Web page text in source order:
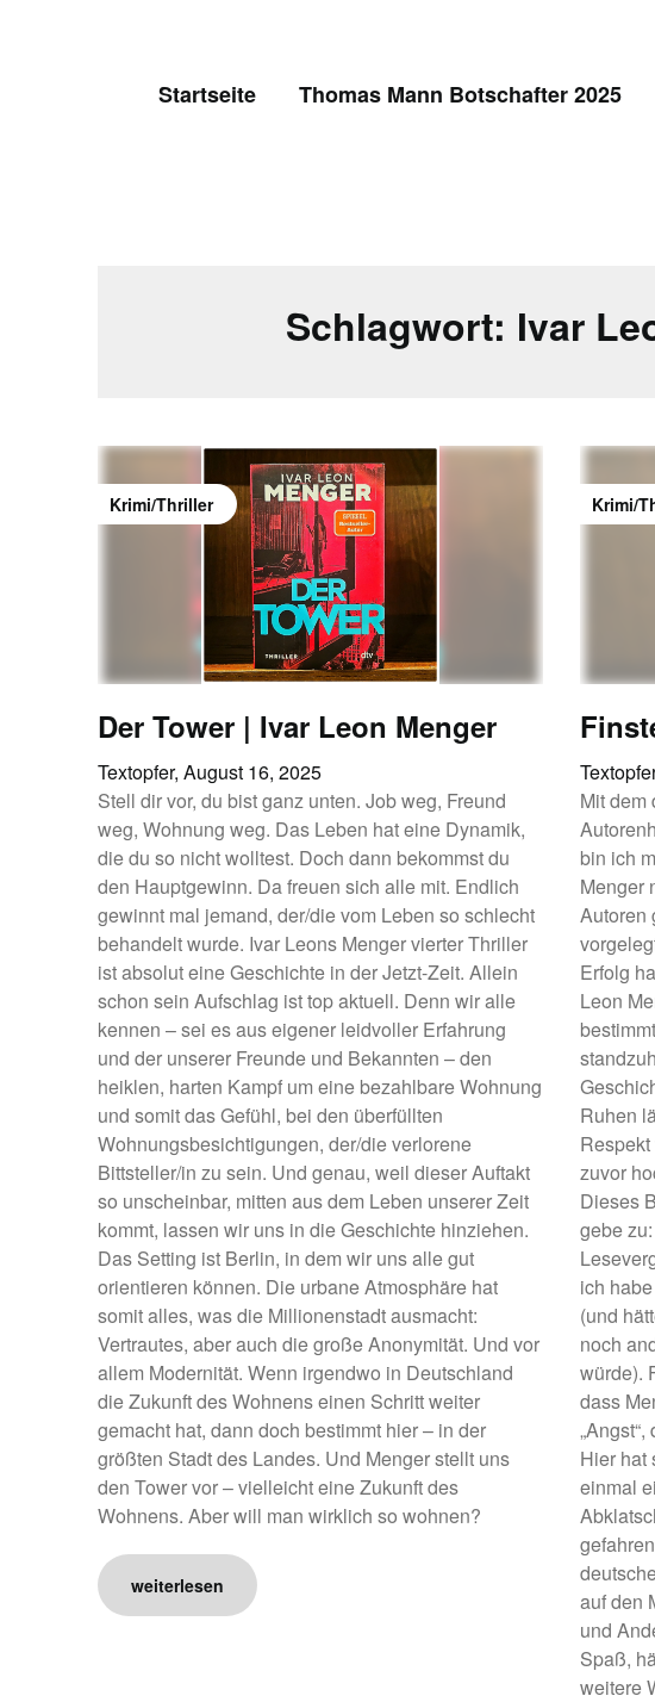
Startseite Thomas Mann Botschafter 2025
Schlagwort: Ivar
Krimi/Thriller
Der Tower | Ivar Leon Menger
Textopfer, August 16, 2025
Stell dir vor, du bist ganz unten. Job weg, Freund
weg, Wohnung weg. Das Leben hat eine Dynamik,
die du so nicht wolltest. Doch dann bekommst du
den Hauptgewinn. Da freuen sich alle mit. Endlich
gewinnt mal jemand, der/die vom Leben so schlecht
behandelt wurde. Ivar Leons Menger vierter Thriller
ist absolut eine Geschichte in der Jetzt-Zeit. Allein
schon sein Aufschlag ist top aktuell. Denn wir alle
kennen – sei es aus eigener leidvoller Erfahrung
und der unserer Freunde und Bekannten – den
heiklen, harten Kampf um eine bezahlbare Wohnung
und somit das Gefühl, bei den überfüllten
Wohnungsbesichtigungen, der/die verlorene
Bittsteller/in zu sein. Und genau, weil dieser Auftakt
so unscheinbar, mitten aus dem Leben unserer Zeit
kommt, lassen wir uns in die Geschichte hinziehen.
Das Setting ist Berlin, in dem wir uns alle gut
orientieren können. Die urbane Atmosphäre hat
somit alles, was die Millionenstadt ausmacht:
Vertrautes, aber auch die große Anonymität. Und vor
allem Modernität. Wenn irgendwo in Deutschland
die Zukunft des Wohnens einen Schritt weiter
gemacht hat, dann doch bestimmt hier – in der
größten Stadt des Landes. Und Menger stellt uns
den Tower vor – vielleicht eine Zukunft des
Wohnens. Aber will man wirklich so wohnen?
weiterlesen
Krimi/
Mit dem
bin ich
Menger
Autoren
Erfolg
Leon
Ruhen
zuvor
Dieses
gebe
ich
(und
noch
würde).
dass
Hier hat
einmal
auf den
und
Spaß,
weitere